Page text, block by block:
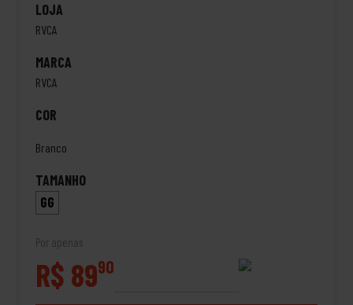
LOJA
RVCA
MARCA
RVCA
COR
Branco
TAMANHO
GG
Por apenas
R$ 8990